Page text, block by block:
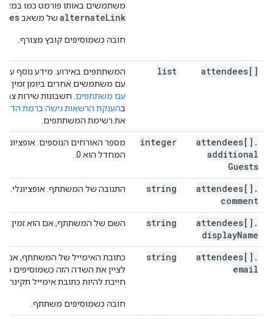
משתמשים באותו פורמט כמו
alternateLink של משאב
חובה כשמוסיפים קובץ מצורף.
attendees[]
list
המשתתפים באירוע. מידע נוסף על
עם משתמשים אחרים ביומן זמין
עם משתתפים . חשבונות שירות
בהענקת הרשאות גישה ברמת
את רשימת המשתתפים.
attendees[] .
additional
Guests
integer
מספר האורחים הנוספים.
המחדל הוא 0.
attendees[] .
comment
string התגובה של המשתתף. אופציונלי.
attendees[] .
displayName
string השם של המשתתף, אם הוא זמין.
attendees[] .
email
string
כתובת האימייל של המשתתף, אם
לציין את השדה הזה כשמוסיפים
חייבת להיות כתובת אימייל תקינה
חובה כשמוסיפים משתתף.